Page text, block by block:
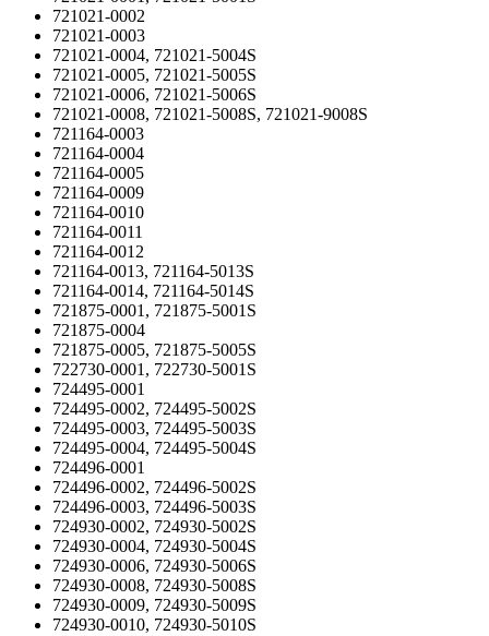
721021-0002
721021-0003
721021-0004, 721021-5004S
721021-0005, 721021-5005S
721021-0006, 721021-5006S
721021-0008, 721021-5008S, 721021-9008S
721164-0003
721164-0004
721164-0005
721164-0009
721164-0010
721164-0011
721164-0012
721164-0013, 721164-5013S
721164-0014, 721164-5014S
721875-0001, 721875-5001S
721875-0004
721875-0005, 721875-5005S
722730-0001, 722730-5001S
724495-0001
724495-0002, 724495-5002S
724495-0003, 724495-5003S
724495-0004, 724495-5004S
724496-0001
724496-0002, 724496-5002S
724496-0003, 724496-5003S
724930-0002, 724930-5002S
724930-0004, 724930-5004S
724930-0006, 724930-5006S
724930-0008, 724930-5008S
724930-0009, 724930-5009S
724930-0010, 724930-5010S